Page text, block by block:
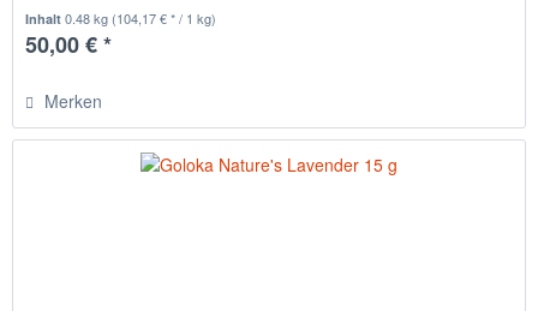
Inhalt0.48 kg (104,17 € * / 1 kg)
50,00 € *
Merken